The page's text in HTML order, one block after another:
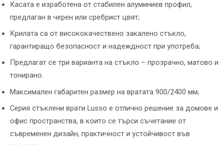
Касата е изработена от стабилен алуминиев профил,
предлаган в черен или сребрист цвят;
Крилата са от висококачествено закалено стъкло,
гарантиращо безопасност и надеждност при употреба;
Предлагат се три варианта на стъкло – прозрачно, матово и
тонирано.
Максимален габаритен размер на вратата 900/2400 мм;
Серия стъклени врати Lusso е отлично решение за домове и
офис пространства, в които се търси съчетание от
съвременен дизайн, практичност и устойчивост във